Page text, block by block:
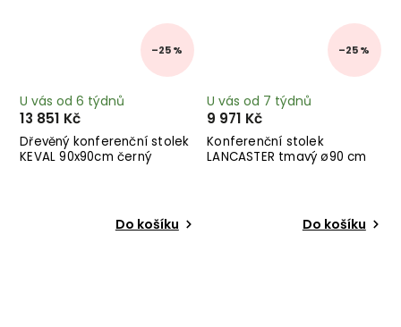
–25 %
Dřevěný konferenční stolek
KEVAL 90x90cm černý
U vás od 6 týdnů
13 851 Kč
Do košíku
–25 %
Konferenční stolek
LANCASTER tmavý ø90 cm
U vás od 7 týdnů
9 971 Kč
Do košíku